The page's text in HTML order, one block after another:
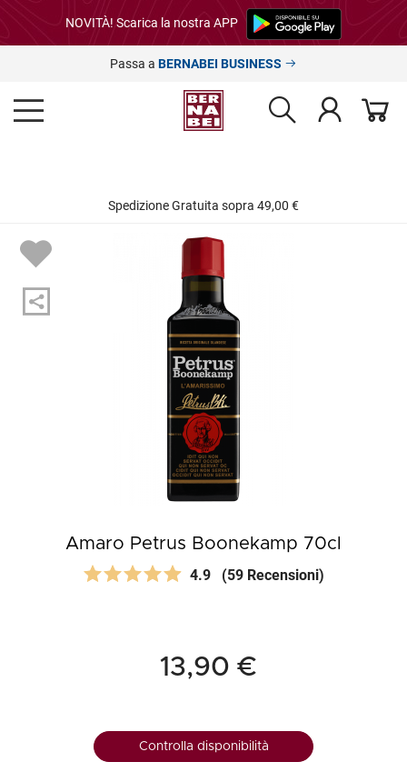
NOVITÀ! Scarica la nostra APP
Passa a BERNABEI BUSINESS
Spedizione Gratuita sopra 49,00 €
Amaro Petrus Boonekamp 70cl
4.9 (59 Recensioni)
13,90 €
Controlla disponibilità